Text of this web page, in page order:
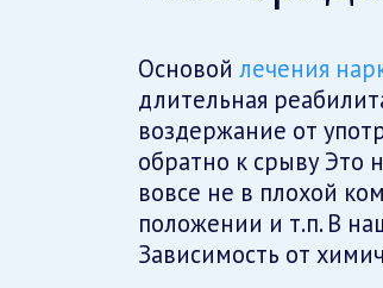
Основой лечения
длительная
воздержание от
обратно к срыву Это
вовсе не в плохой
положении и т.п. В
Зависимость от